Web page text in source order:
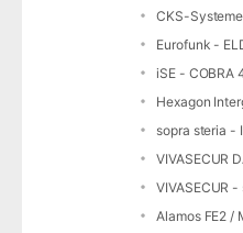
CKS-
Eurofunk -
iSE - COBRA
sopra steria -
VIVASECUR
VIVASECUR